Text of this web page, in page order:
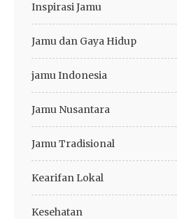
Inspirasi Jamu
Jamu dan Gaya Hidup
jamu Indonesia
Jamu Nusantara
Jamu Tradisional
Kearifan Lokal
Kesehatan